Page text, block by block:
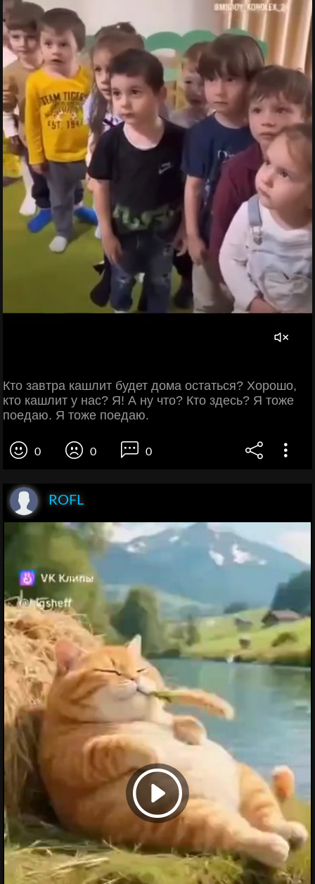
Кто завтра кашлит будет дома остаться? Хорошо,
кто кашлит у нас? Я! А ну что? Кто здесь? Я тоже
поедаю. Я тоже поедаю.
0 0 0
ROFL